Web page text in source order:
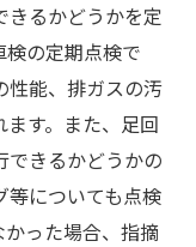
きるかどうかを定
の定期点検で
性能、排ガスの汚
す。また、足回
できるかどうかの
等についても点検
った場合、指摘